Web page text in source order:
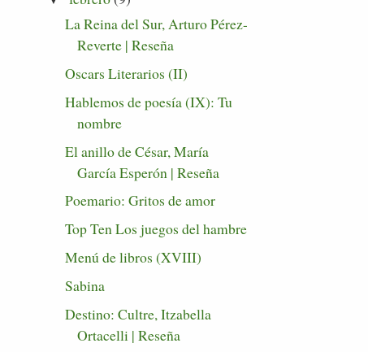
La Reina del Sur, Arturo Pérez-
Reverte | Reseña
Oscars Literarios (II)
Hablemos de poesía (IX): Tu
nombre
El anillo de César, María
García Esperón | Reseña
Poemario: Gritos de amor
Top Ten Los juegos del hambre
Menú de libros (XVIII)
Sabina
Destino: Cultre, Itzabella
Ortacelli | Reseña